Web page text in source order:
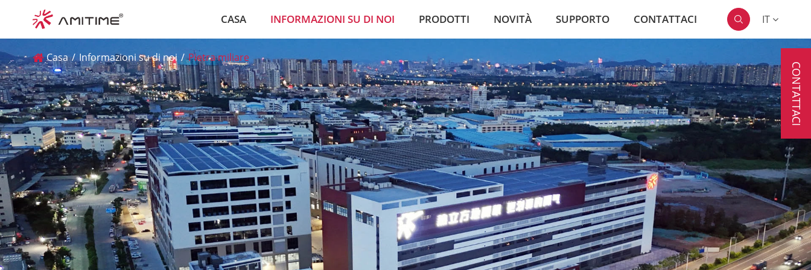
CASA INFORMAZIONI SU DI NOI PRODOTTI NOVITÀ SUPPORTO CONTATTACI  IT
Casa Informazioni su di noi Pietra miliare
CONTATTACI